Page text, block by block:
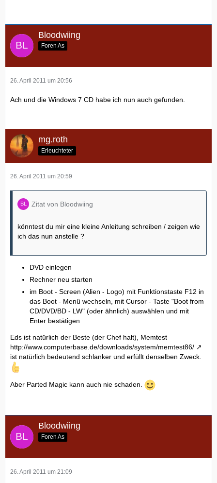
Bloodwiing
Foren As
26. April 2011 um 20:56
Ach und die Windows 7 CD habe ich nun auch gefunden.
mg.roth
Erleuchteter
26. April 2011 um 20:59
Zitat von Bloodwiing
könntest du mir eine kleine Anleitung schreiben / zeigen wie
ich das nun anstelle ?
DVD einlegen
Rechner neu starten
im Boot - Screen (Alien - Logo) mit Funktionstaste F12 in
das Boot - Menü wechseln, mit Cursor - Taste "Boot from
CD/DVD/BD - LW" (oder ähnlich) auswählen und mit
Enter bestätigen
Eds ist natürlich der Beste (der Chef halt), Memtest
http://www.computerbase.de/downloads/system/memtest86/
ist natürlich bedeutend schlanker und erfüllt denselben Zweck.
Aber Parted Magic kann auch nie schaden.
Bloodwiing
Foren As
26. April 2011 um 21:09